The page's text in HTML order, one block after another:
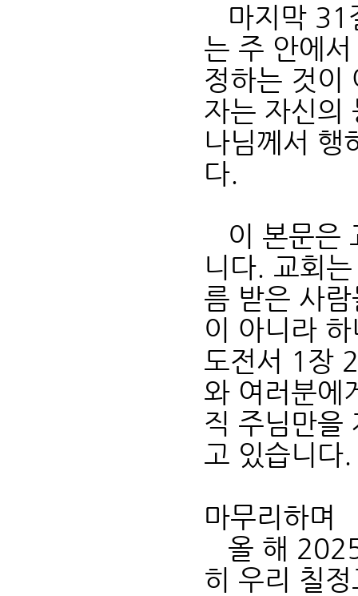
마지막 31
는 주 안에
정하는 것이
자는 자신의
나님께서 행
다.
이 본문은
니다. 교회
름 받은 사
이 아니라
도전서 1장
와 여러분에
직 주님만을
고 있습니다.
마무리하며
올 해
히 우리 칠